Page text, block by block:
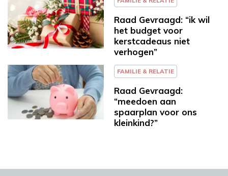
Raad Gevraagd: “ik wil
het budget voor
kerstcadeaus niet
verhogen”
FAMILIE & RELATIE
Raad Gevraagd:
“meedoen aan
spaarplan voor ons
kleinkind?”